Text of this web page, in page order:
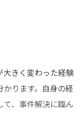
きく変わった経験
ります。自身の経
、事件解決に臨ん